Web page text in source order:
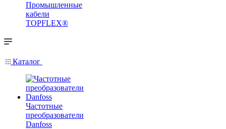
Промышленные
кабели
TOPFLEX®
Каталог
Частотные
преобразователи
Danfoss